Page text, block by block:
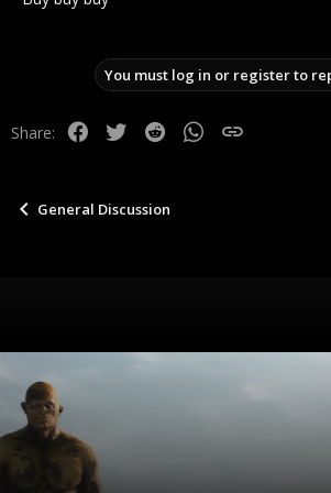
You must log in or register to
Share: Facebook
Twitter Reddit WhatsApp
Link
General Discussion